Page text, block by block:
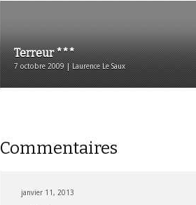
Terreur ***
7 octobre 2009 | Laurence Le Saux
Commentaires
janvier 11, 2013